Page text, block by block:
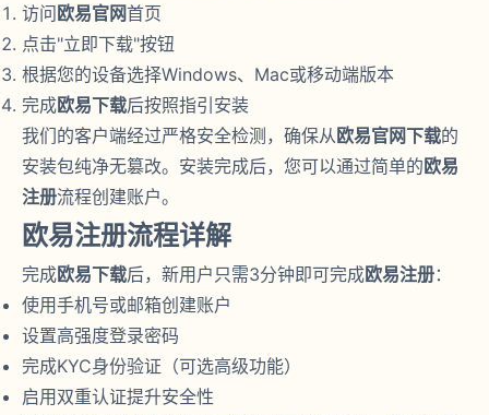
访问欧易官网首页
点击"立即下载"按钮
根据您的设备选择Windows、Mac或移动端版本
完成欧易下载后按照指引安装
我们的客户端经过严格安全检测，确保从欧易官网下载的
安装包纯净无篡改。安装完成后，您可以通过简单的欧易
注册流程创建账户。
欧易注册流程详解
完成欧易下载后，新用户只需3分钟即可完成欧易注册：
使用手机号或邮箱创建账户
设置高强度登录密码
完成KYC身份验证（可选高级功能）
启用双重认证提升安全性